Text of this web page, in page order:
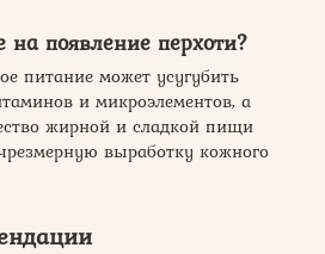
появление перхоти?
питание может усугубить
и микроэлементов, а
жирной и сладкой пищи
выработку кожного